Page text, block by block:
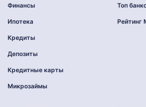
Финансы
Ипотека
Кредиты
Депозиты
Кредитные карты
Микрозаймы
Топ